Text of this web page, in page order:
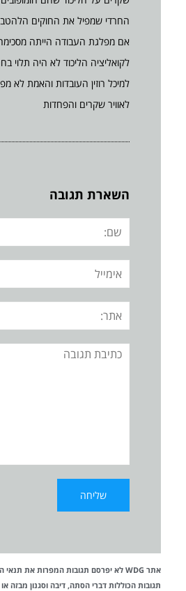
החרדי שמפיל את החוקים
אם מפלגת העבודה הייתה
לקואליציה הליכוד לא היה תלוי
למיכל רוזין העובדות והאמת לא
לאוויר שקרים והפחדות
השארת תגובה
שם:
אימייל
אתר:
תגובה
אתר WDG לא יפרסם תגובות המפרות את תנאי
תגובות הכוללות דברי הסתה, דיבה וסגנון מבזה או